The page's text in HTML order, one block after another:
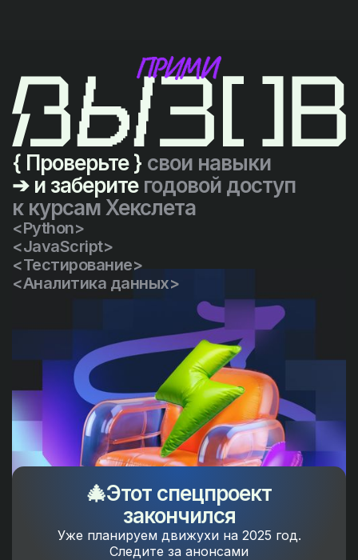
{ Проверьте } свои навыки
➔ и заберитегодовой доступ
к курсам Хекслета
<Python>
<JavaScript>
<Тестирование>
<Аналитика данных>
🎄Этот спецпроект
закончился
Уже планируем движухи на 2025 год.
Следите за анонсами